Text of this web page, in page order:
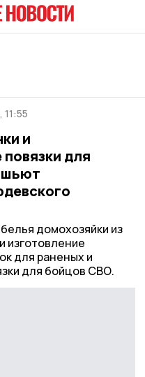
11:55
и
для
шьют
домохозяйки из
изготовление
для раненых и
для бойцов СВО.